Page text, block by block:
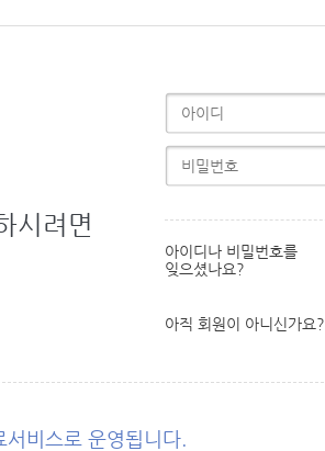
시려면
아이디나 비밀번호를
잊으셨나요?
아직 회원이 아니신가요?
비스로 운영됩니다.